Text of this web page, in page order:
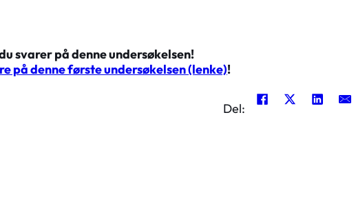
svarer på denne undersøkelsen!
på denne første undersøkelsen (lenke)!
Del: